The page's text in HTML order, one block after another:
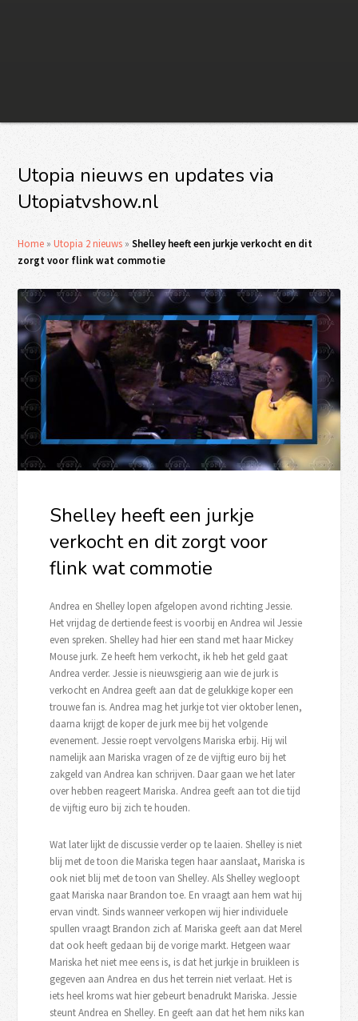
Utopia nieuws en updates via
Utopiatvshow.nl
Home »Utopia 2 nieuws »Shelley heeft een jurkje verkocht en dit
zorgt voor flink wat commotie
Shelley heeft een jurkje
verkocht en dit zorgt voor
flink wat commotie
Andrea en Shelley lopen afgelopen avond richting Jessie.
Het vrijdag de dertiende feest is voorbij en Andrea wil Jessie
even spreken. Shelley had hier een stand met haar Mickey
Mouse jurk. Ze heeft hem verkocht, ik heb het geld gaat
Andrea verder. Jessie is nieuwsgierig aan wie de jurk is
verkocht en Andrea geeft aan dat de gelukkige koper een
trouwe fan is. Andrea mag het jurkje tot vier oktober lenen,
daarna krijgt de koper de jurk mee bij het volgende
evenement. Jessie roept vervolgens Mariska erbij. Hij wil
namelijk aan Mariska vragen of ze de vijftig euro bij het
zakgeld van Andrea kan schrijven. Daar gaan we het later
over hebben reageert Mariska. Andrea geeft aan tot die tijd
de vijftig euro bij zich te houden.
Wat later lijkt de discussie verder op te laaien. Shelley is niet
blij met de toon die Mariska tegen haar aanslaat, Mariska is
ook niet blij met de toon van Shelley. Als Shelley wegloopt
gaat Mariska naar Brandon toe. En vraagt aan hem wat hij
ervan vindt. Sinds wanneer verkopen wij hier individuele
spullen vraagt Brandon zich af. Mariska geeft aan dat Merel
dat ook heeft gedaan bij de vorige markt. Hetgeen waar
Mariska het niet mee eens is, is dat het jurkje in bruikleen is
gegeven aan Andrea en dus het terrein niet verlaat. Het is
iets heel kroms wat hier gebeurt benadrukt Mariska. Jessie
steunt Andrea en Shelley. En geeft aan dat het hem niks kan